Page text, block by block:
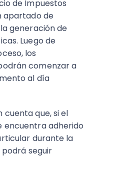
de Impuestos
apartado de
generación de
Luego de
los
comenzar a
al día
cuenta que, si el
encuentra adherido
durante la
seguir